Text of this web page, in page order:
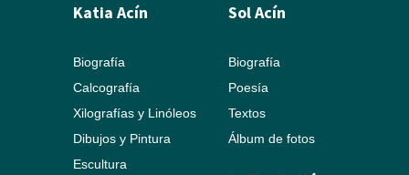
Katia Acín
Biografía
Calcografía
Xilografías y Linóleos
Dibujos y Pintura
Escultura
Sol Acín
Biografía
Poesía
Textos
Álbum de fotos